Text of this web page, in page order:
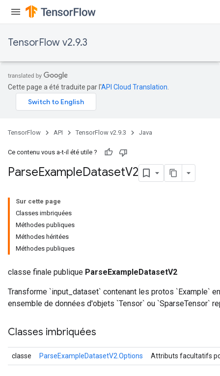
TensorFlow v2.9.3
Cette page a été traduite par l'API Cloud Translation
TensorFlow API TensorFlow v2.9.3 Java
Ce contenu vous a-t-il été utile ?
ParseExampleDatasetV2
Sur cette page
Classes imbriquées
Méthodes publiques
Méthodes héritées
Méthodes publiques
classe finale publique ParseExampleDatasetV2
Transforme `input_dataset` contenant les protos `Example`
ensemble de données d'objets `Tensor` ou `SparseTensor`
Classes imbriquées
classe ParseExampleDatasetV2.Options Attributs facultatifs